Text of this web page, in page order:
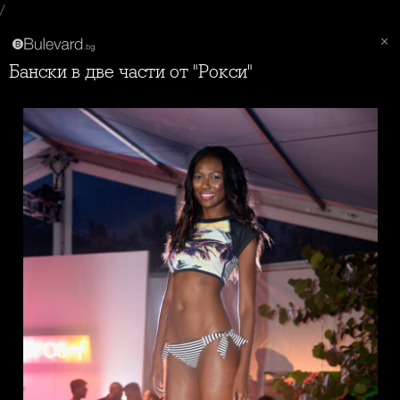
/
Бански в две части от "Рокси"